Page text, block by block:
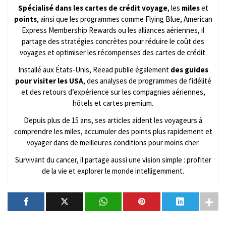
Spécialisé dans les cartes de crédit voyage, les mileset
points, ainsi que les programmes comme Flying Blue, American
Express Membership Rewards ou les alliances aériennes, il
partage des stratégies concrètes pour réduire le coût des
voyages et optimiser les récompenses des cartes de crédit.
Installé aux États-Unis, Reead publie également des guides
pour visiter les USA, des analyses de programmes de fidélité
et des retours d’expérience sur les compagnies aériennes,
hôtels et cartes premium.
Depuis plus de 15 ans, ses articles aident les voyageurs à
comprendre les miles, accumuler des points plus rapidement et
voyager dans de meilleures conditions pour moins cher.
Survivant du cancer, il partage aussi une vision simple : profiter
de la vie et explorer le monde intelligemment.